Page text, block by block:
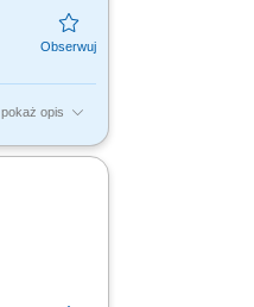
pokaż opis